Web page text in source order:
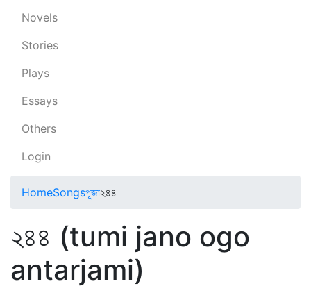
Novels
Stories
Plays
Essays
Others
Login
HomeSongsপূজা২৪৪
২৪৪ (tumi jano ogo
antarjami)